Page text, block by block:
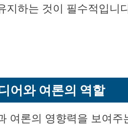
지하는 것이 필수적입니
어와 여론의 역할
여론의 영향력을 보여주